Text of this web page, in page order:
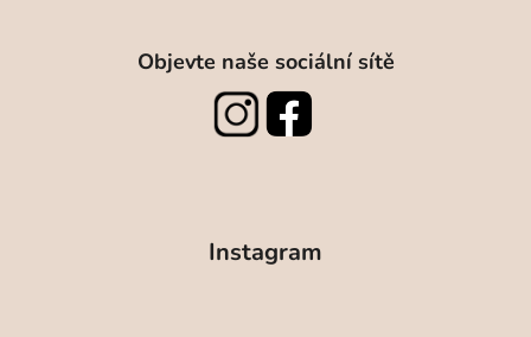
Objevte naše sociální sítě
Instagram